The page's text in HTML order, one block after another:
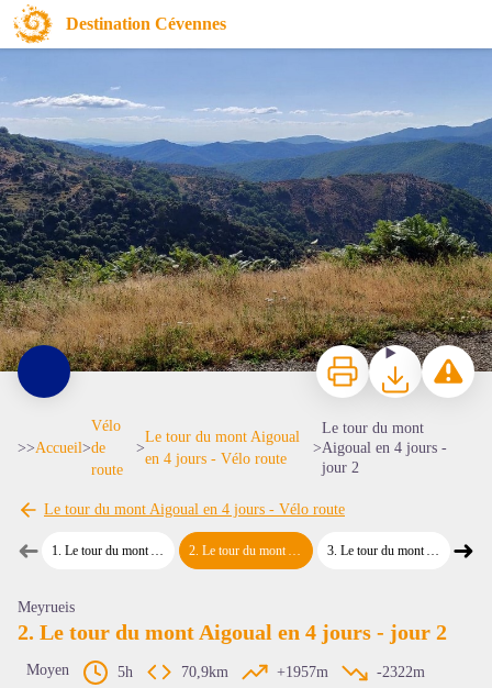
Destination Cévennes
Le tour du mont Aigoual en 4 jours - jour 2
Vue sur le Fageas - béatrice Galzin
Voir l'image en plein écran
ImprimerTéléchargerSignaler
>>Accueil>
Vélo
de
route
>
Le tour du mont Aigoual
en 4 jours - Vélo route
>
Le tour du mont
Aigoual en 4 jours -
jour 2
Le tour du mont Aigoual en 4 jours - Vélo route
➜Étape précédente
1. Le tour du mont Aigoual en 4 jours - jour 1 2.Le tour du mont Aigoual en 4 jours - jour 2 3. Le tour du mont Aigoual en 4 jours - jour 3 4.
➜
Meyrueis
2. Le tour du mont Aigoual en 4 jours - jour 2
Moyen 5h 70,9km +1957m
-2322m